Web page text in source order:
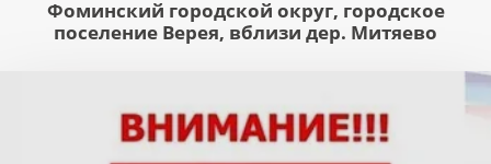
Фоминский городской округ, городское
поселение Верея, вблизи дер. Митяево